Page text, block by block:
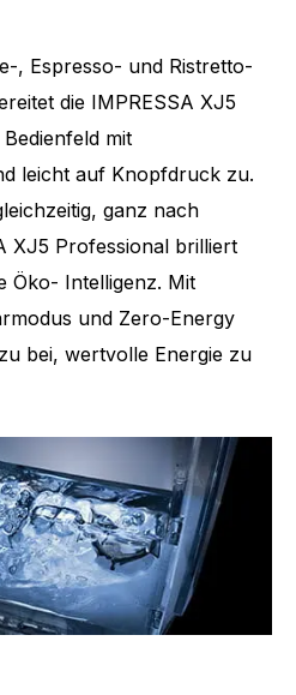
, Espresso- und Ristretto-
die IMPRESSA XJ5
mit
leicht auf Knopfdruck zu.
ganz nach
XJ5 Professional brilliert
Öko- Intelligenz. Mit
und Zero-Energy
bei, wertvolle Energie zu